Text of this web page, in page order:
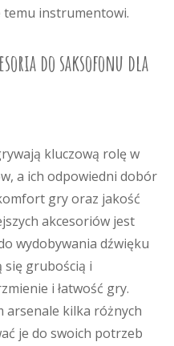
temu instrumentowi.
do saksofonu dla
kluczową rolę w
a ich odpowiedni dobór
gry oraz jakość
akcesoriów jest
wydobywania dźwięku
grubością i
i łatwość gry.
arsenale kilka różnych
je do swoich potrzeb